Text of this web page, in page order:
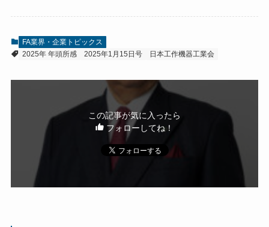
FA業界・企業トピックス
2025年 年頭所感
2025年1月15日号 日本工作機器工業会
この記事が気に入ったら
フォローしてね！